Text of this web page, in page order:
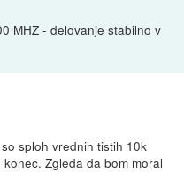
MHZ - delovanje stabilno v
sploh vrednih tistih 10k
Zgleda da bom moral